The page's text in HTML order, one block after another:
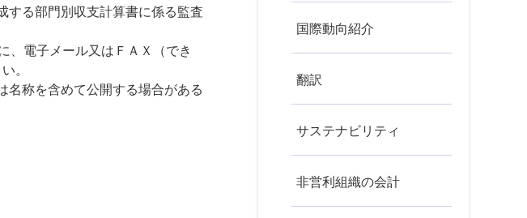
する部門別収支計算書に係る監査
、電子メール又はＦＡＸ（でき
。
名称を含めて公開する場合がある
国際動向紹介
翻訳
サステナビリティ
非営利組織の会計